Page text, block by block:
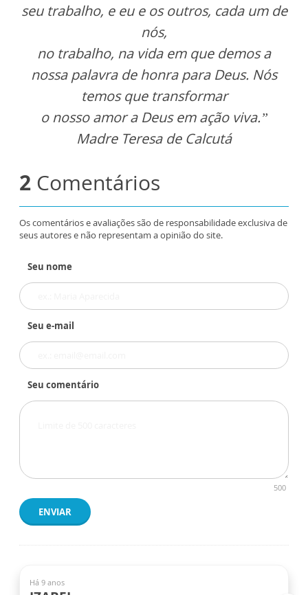
seu trabalho, e eu e os outros, cada um de
nós,
no trabalho, na vida em que demos a
nossa palavra de honra para Deus. Nós
temos que transformar
o nosso amor a Deus em ação viva.”
Madre Teresa de Calcutá
2 Comentários
Os comentários e avaliações são de responsabilidade exclusiva de
seus autores e não representam a opinião do site.
Seu nome
Seu e-mail
Seu comentário
500
ENVIAR
Há 9 anos